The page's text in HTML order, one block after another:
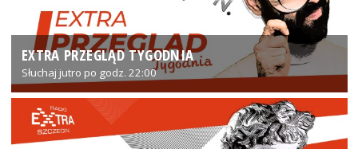
EXTRA PRZEGLĄD TYGODNIA
Słuchaj jutro po godz. 22:00